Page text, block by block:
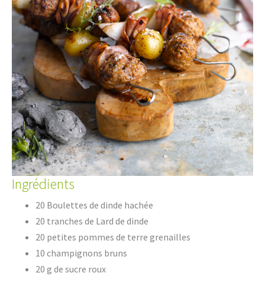
Ingrédients
20 Boulettes de dinde hachée
20 tranches de Lard de dinde
20 petites pommes de terre grenailles
10 champignons bruns
20 g de sucre roux